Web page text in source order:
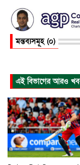
মন্তব্যসমূহ (০)
এই বিভাগের আরও